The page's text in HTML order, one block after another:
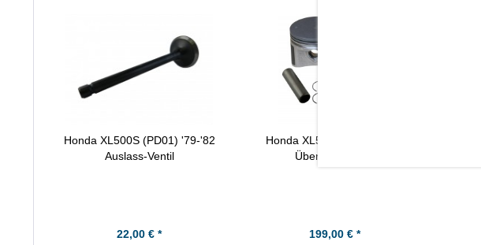
Honda XL500S (PD01) '79-'82
Auslass-Ventil
22,00 € *
Honda XL500S Kolben-Kit -
Übermaß +0,50
199,00 € *